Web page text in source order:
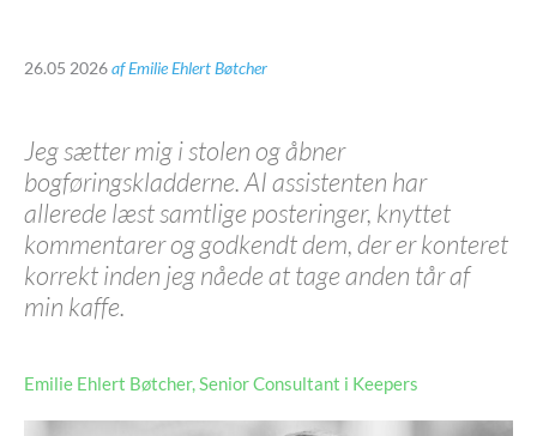
26.05 2026afEmilie Ehlert Bøtcher
Jeg sætter mig i stolen og åbner
bogføringskladderne. AI assistenten har
allerede læst samtlige posteringer, knyttet
kommentarer og godkendt dem, der er konteret
korrekt inden jeg nåede at tage anden tår af
min kaffe.
Emilie Ehlert Bøtcher, Senior Consultant i Keepers